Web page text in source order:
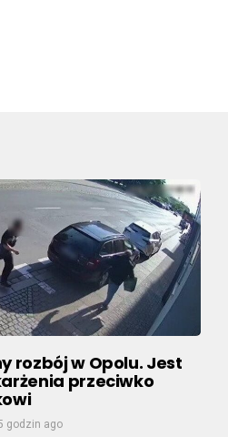
rozbój w Opolu. Jest
przeciwko
godzin ago